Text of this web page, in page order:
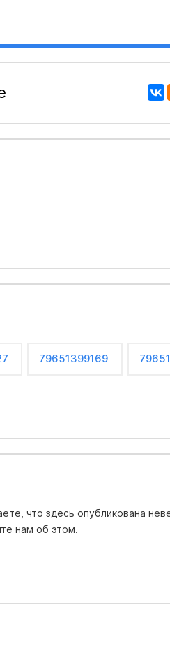
79651399169
что здесь опубликована
нам об этом.